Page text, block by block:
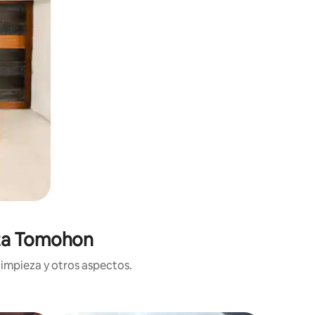
Tomohon
y otros aspectos.